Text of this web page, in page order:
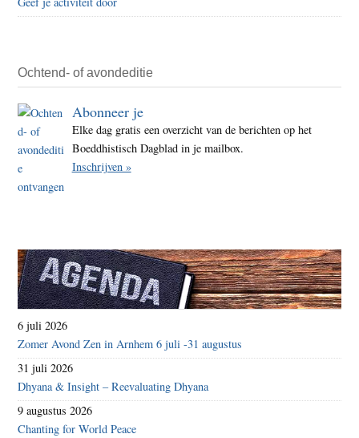
Ochtend- of avondeditie
Abonneer je
Elke dag gratis een overzicht van de berichten op het
Boeddhistisch Dagblad in je mailbox.
Inschrijven »
6 juli 2026
Zomer Avond Zen in Arnhem 6 juli -31 augustus
31 juli 2026
Dhyana & Insight – Reevaluating Dhyana
9 augustus 2026
Chanting for World Peace